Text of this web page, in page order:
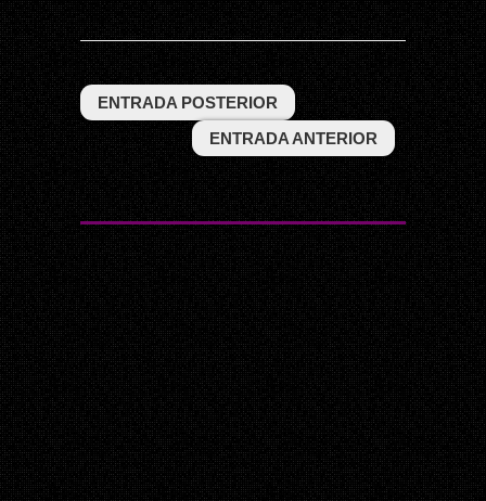
ENTRADA POSTERIOR
ENTRADA ANTERIOR